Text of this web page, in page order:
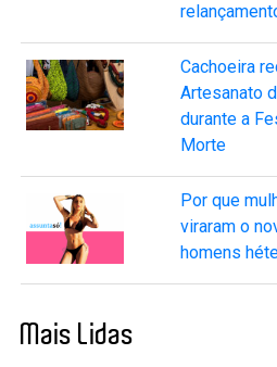
Cachoeira
Artesanato
durante a
Morte
Por que
viraram o
homens
Mais Lidas